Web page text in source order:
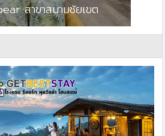
สาขาสนามชัยเขต